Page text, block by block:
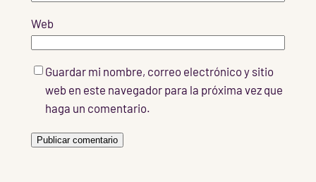
Web
Guardar mi nombre, correo electrónico y sitio
web en este navegador para la próxima vez que
haga un comentario.